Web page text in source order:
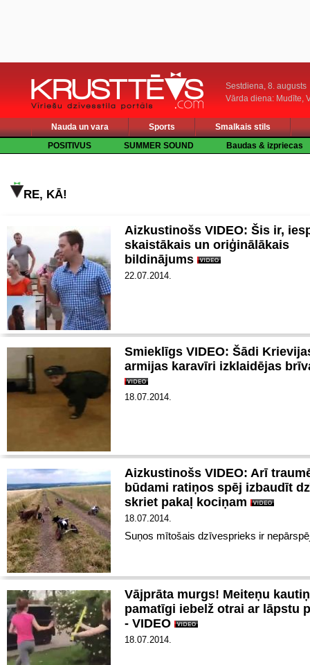
Sestdiena, 8. augusts
Vārda diena: Mudīte,
Nauda un vara Sports
Smalkais stils
POSITIVUS
SUMMER SOUND Baudas & izpriecas
RE, KĀ!
Aizkustinošs VIDEO: Šis ir,
skaistākais un oriģinālākais
bildinājums
22.07.2014.
Smieklīgs VIDEO: Šādi
armijas karavīri izklaidējas
18.07.2014.
Aizkustinošs VIDEO: Arī
būdami ratiņos spēj izbaudīt
skriet pakaļ kociņam
18.07.2014.
Suņos mītošais dzīvesprieks ir
Vājprāta murgs! Meiteņu
pamatīgi iebelž otrai ar lāpstu
- VIDEO
18.07.2014.